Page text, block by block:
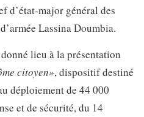
d’état-major général des
Lassina Doumbia.
lieu à la présentation
citoyen», dispositif destiné
déploiement de 44 000
et de sécurité, du 14